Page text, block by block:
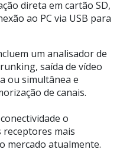
direta em cartão SD,
ao PC via USB para
um analisador de
saída de vídeo
ou simultânea e
de canais.
o
receptores mais
mercado atualmente.